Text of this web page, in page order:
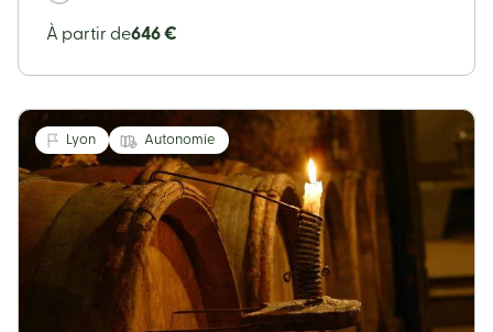
À partir de646 €
Lyon Autonomie